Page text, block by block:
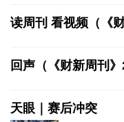
读周刊 看视频（《
回声（《财新周刊》
天眼｜赛后冲突